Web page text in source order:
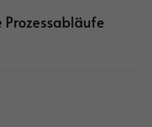
Prozessabläufe